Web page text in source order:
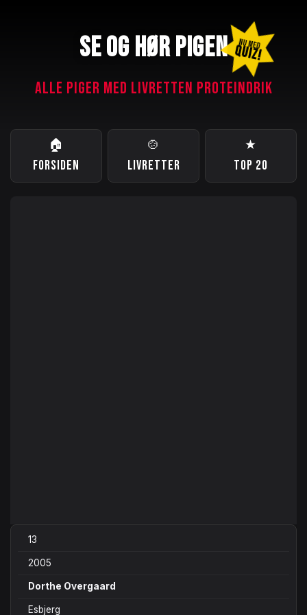
SE OG HØR PIGEN NU MED
QUIZ!
ALLE PIGER MED LIVRETTEN PROTEINDRIK
🏠
FORSIDEN
🍲
LIVRETTER
★
TOP 20
13
2005
Dorthe Overgaard
Esbjerg